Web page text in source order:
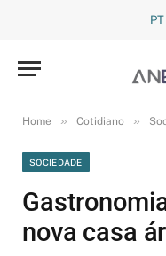
PT
Home » Cotidiano »
SOCIEDADE
nova casa